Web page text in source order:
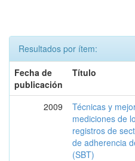
Resultados por ítem:
Fecha de
publicación
Título
2009
Técnicas y
mediciones de
registros de
de adherencia
(SBT)